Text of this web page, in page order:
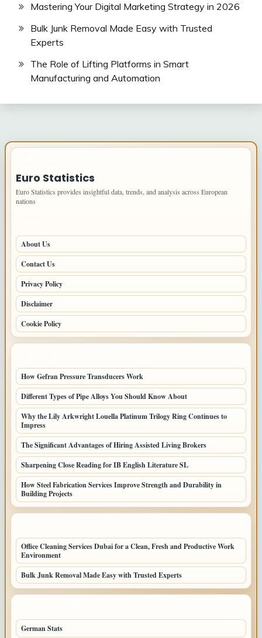
Mastering Your Digital Marketing Strategy in 2026
Bulk Junk Removal Made Easy with Trusted
Experts
The Role of Lifting Platforms in Smart
Manufacturing and Automation
Euro Statistics
Euro Statistics provides insightful data, trends, and analysis across European
nations
About Us
Contact Us
Privacy Policy
Disclaimer
Cookie Policy
How Gefran Pressure Transducers Work
Different Types of Pipe Alloys You Should Know About
Why the Lily Arkwright Louella Platinum Trilogy Ring Continues to
Impress
The Significant Advantages of Hiring Assisted Living Brokers
Sharpening Close Reading for IB English Literature SL
How Steel Fabrication Services Improve Strength and Durability in
Building Projects
Office Cleaning Services Dubai for a Clean, Fresh and Productive Work
Environment
Bulk Junk Removal Made Easy with Trusted Experts
German Stats